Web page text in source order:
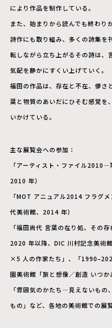
により作品を制作している。
また、始まりから読んでも終わり
詩作にも取り組み、多くの詩集を
転しながら立ち上がるその詩は、
気配を静かにすくい上げていく。
福田の作品は、存在と不在、儚さ
葉と物質のあいだにひそむ感覚を
いかけている。
主な展覧会への参加：
「アーティスト・ファイル2010―
2010 年）
「MOT アニュアル2014 フラグ
代美術館、2014 年）
「福田尚代 言葉の在り処、その
2020 年以降、DIC 川村記念美術
×5 人の作家たち」、「
園美術館「旅と想像／創造 いつ
「雰囲気のかたち―見えないもの
もの」など、各地の美術館での展